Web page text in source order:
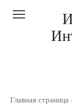
Главная страница